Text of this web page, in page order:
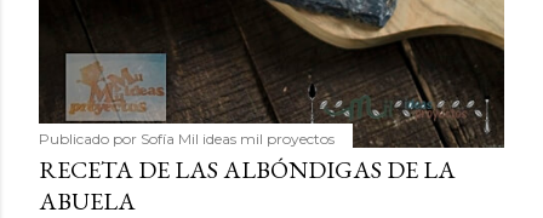
Publicado por Sofía Mil ideas mil proyectos
RECETA DE LAS ALBÓNDIGAS DE LA
ABUELA